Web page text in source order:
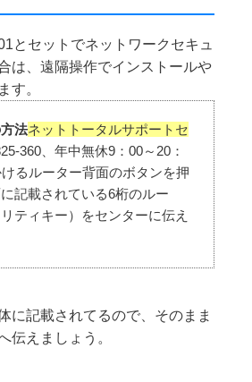
とセットでネットワークセキュ
は、遠隔操作でインストールや
す。
法ネットトータルサポートセ
360、年中無休9：00～20：
るルーター背面のボタンを押
記載されている6桁のルー
ティキー）をセンターに伝え
に記載されてるので、そのまま
伝えましょう。